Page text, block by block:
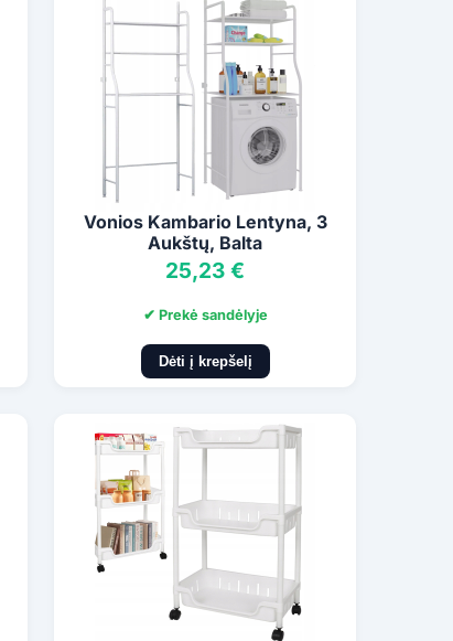
Vonios Kambario Lentyna, 3
Aukštų, Balta
25,23 €
✔ Prekė sandėlyje
Dėti į krepšelį